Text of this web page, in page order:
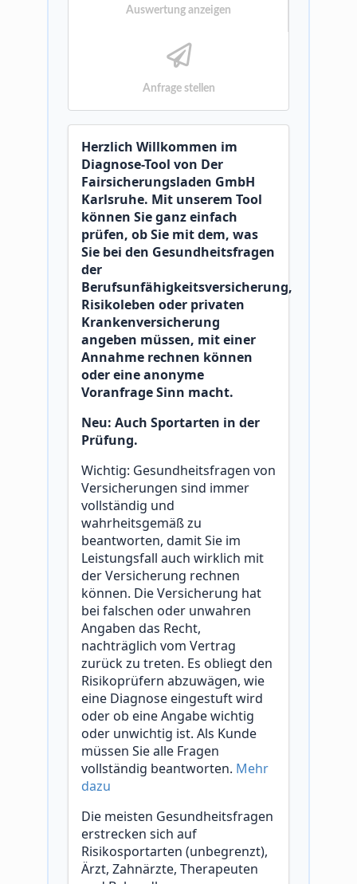
Auswertung anzeigen
Anfrage stellen
Herzlich Willkommen im
Diagnose-Tool von Der
Fairsicherungsladen GmbH
Karlsruhe. Mit unserem Tool
können Sie ganz einfach
prüfen, ob Sie mit dem, was
Sie bei den Gesundheitsfragen
der
Berufsunfähigkeitsversicherung,
Risikoleben oder privaten
Krankenversicherung
angeben müssen, mit einer
Annahme rechnen können
oder eine anonyme
Voranfrage Sinn macht.
Neu: Auch Sportarten in der
Prüfung.
Wichtig: Gesundheitsfragen von
Versicherungen sind immer
vollständig und
wahrheitsgemäß zu
beantworten, damit Sie im
Leistungsfall auch wirklich mit
der Versicherung rechnen
können. Die Versicherung hat
bei falschen oder unwahren
Angaben das Recht,
nachträglich vom Vertrag
zurück zu treten. Es obliegt den
Risikoprüfern abzuwägen, wie
eine Diagnose eingestuft wird
oder ob eine Angabe wichtig
oder unwichtig ist. Als Kunde
müssen Sie alle Fragen
vollständig beantworten. Mehr
dazu
Die meisten Gesundheitsfragen
erstrecken sich auf
Risikosportarten (unbegrenzt),
Ärzt, Zahnärzte, Therapeuten